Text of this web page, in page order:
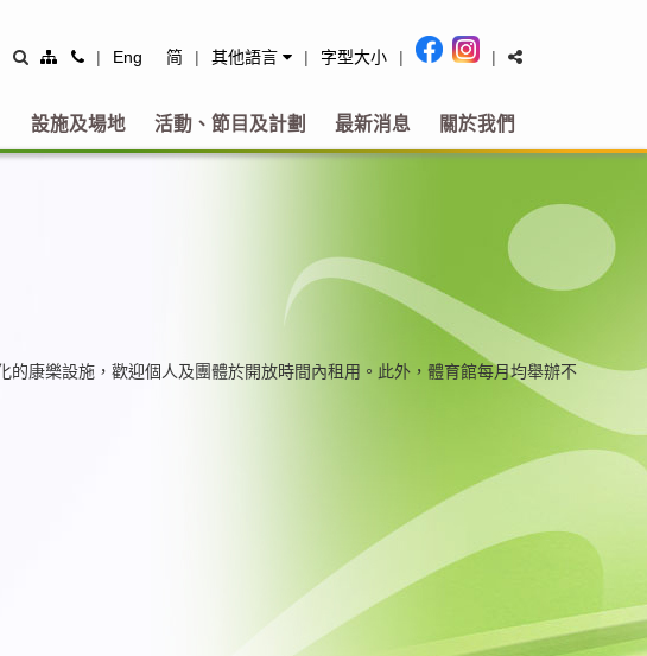
SiteContact
| Eng 简 | 其他語言 | 字型大小 | |
設施及場地 活動、節目及計劃 最新消息 關於我們
康樂設施，歡迎個人及團體於開放時間內租用。此外，體育館每月均舉辦不